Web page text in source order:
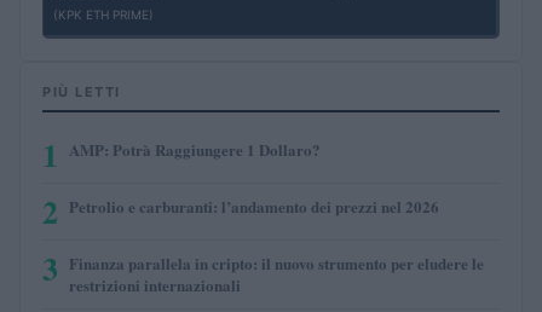
(KPK ETH PRIME)
PIÙ LETTI
1 AMP: Potrà Raggiungere 1 Dollaro?
2 Petrolio e carburanti: l’andamento dei prezzi nel 2026
3 Finanza parallela in cripto: il nuovo strumento per eludere le
restrizioni internazionali